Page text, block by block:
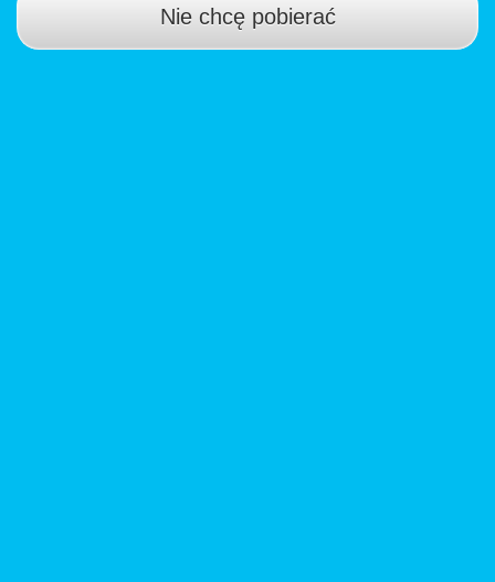
Nie chcę pobierać